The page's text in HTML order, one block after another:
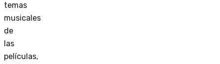
temas
musicales
de
las
películas,